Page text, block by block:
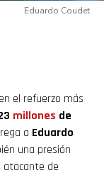
Eduardo Coudet
el refuerzo más
millones de
a Eduardo
una presión
atacante de